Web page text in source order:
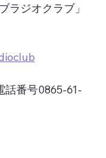
ラジオクラブ」
話番号0865-61-